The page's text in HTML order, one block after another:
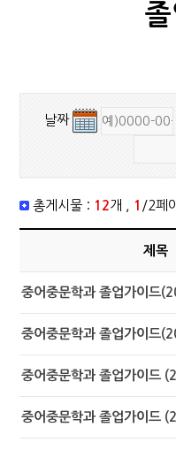
날짜
총게시물 : 12 개 , 1 /2페
제목
중어중문학과 졸업가이드
중어중문학과 졸업가이드
중어중문학과 졸업가이드
중어중문학과 졸업가이드